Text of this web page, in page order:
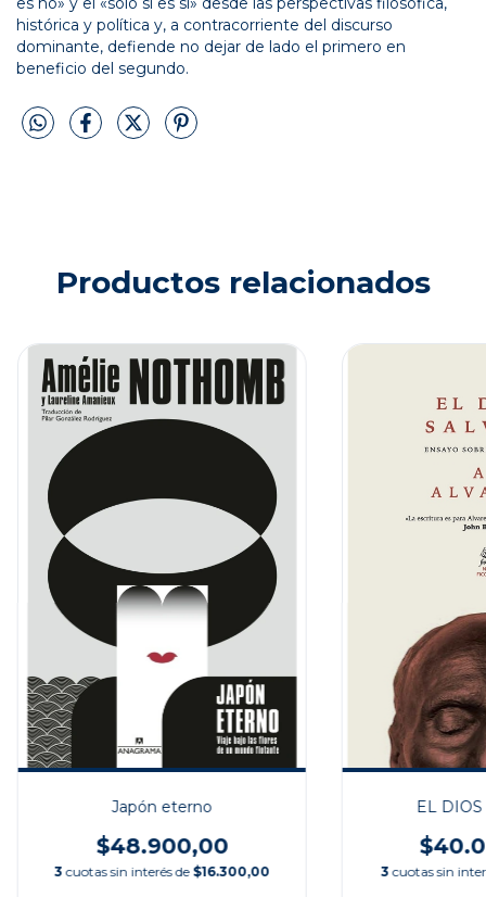
histórica y política y, a contracorriente del discurso
dominante, defiende no dejar de lado el primero en
beneficio del segundo.
Productos relacionados
Japón eterno
$48.900,00
3 cuotas sin interés de $16.300,00
EL DIOS
3 cuotas sin